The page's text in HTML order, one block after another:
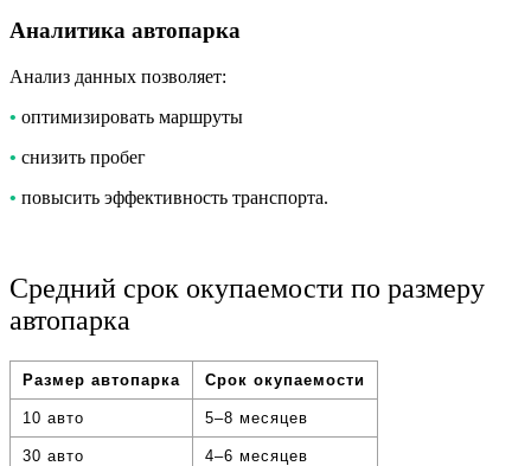
Аналитика автопарка
Анализ данных позволяет:
• оптимизировать маршруты
• снизить пробег
• повысить эффективность транспорта.
Средний срок окупаемости по размеру
автопарка
Размер автопарка Срок окупаемости
10 авто 5–8 месяцев
30 авто 4–6 месяцев